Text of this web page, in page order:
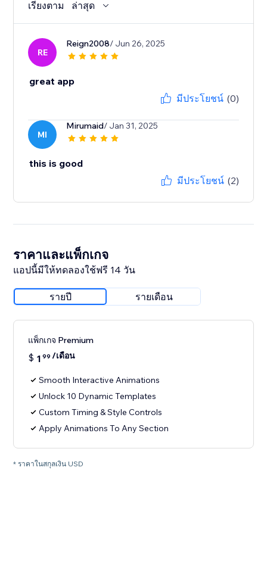
เรียงตาม ล่าสุด
RE
Reign2008/ Jun 26, 2025
great app
มีประโยชน์ (0)
MI
Mirumaid/ Jan 31, 2025
this is good
มีประโยชน์ (2)
ราคาและแพ็กเกจ
แอปนี้มีให้ทดลองใช้ฟรี 14 วัน
รายปี รายเดือน
แพ็กเกจ Premium
$ 1 99 /เดือน
Smooth Interactive Animations
Unlock 10 Dynamic Templates
Custom Timing & Style Controls
Apply Animations To Any Section
* ราคาในสกุลเงิน USD